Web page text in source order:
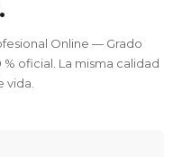
Online — Grado
oficial. La misma calidad
vida.